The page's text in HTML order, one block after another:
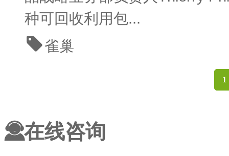
种可回收利用包...
雀巢
1
在线咨询